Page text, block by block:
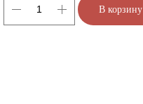
В корзину